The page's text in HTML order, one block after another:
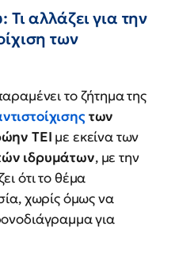
αλλάζει για την
των
το ζήτημα της
των
ΤΕΙ με εκείνα των
ιδρυμάτων, με την
ότι το θέμα
χωρίς όμως να
για